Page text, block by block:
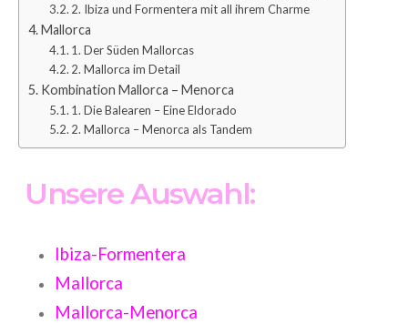
2. Ibiza und Formentera mit all ihrem Charme
Mallorca
1. Der Süden Mallorcas
2. Mallorca im Detail
Kombination Mallorca – Menorca
1. Die Balearen – Eine Eldorado
2. Mallorca – Menorca als Tandem
Unsere Auswahl:
Ibiza-Formentera
Mallorca
Mallorca-Menorca